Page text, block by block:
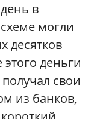
в
могли
десятков
деньги
свои
из банков,